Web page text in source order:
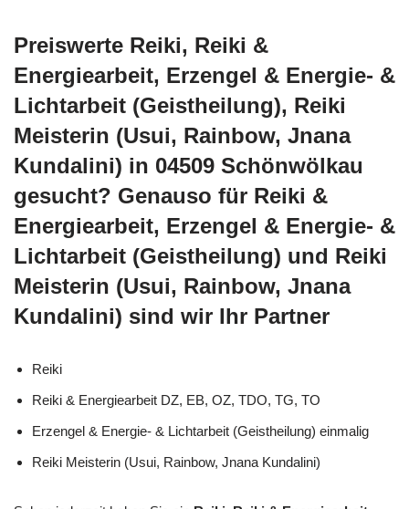
Preiswerte Reiki, Reiki &
Energiearbeit, Erzengel & Energie- &
Lichtarbeit (Geistheilung), Reiki
Meisterin (Usui, Rainbow, Jnana
Kundalini) in 04509 Schönwölkau
gesucht? Genauso für Reiki &
Energiearbeit, Erzengel & Energie- &
Lichtarbeit (Geistheilung) und Reiki
Meisterin (Usui, Rainbow, Jnana
Kundalini) sind wir Ihr Partner
Reiki
Reiki & Energiearbeit DZ, EB, OZ, TDO, TG, TO
Erzengel & Energie- & Lichtarbeit (Geistheilung) einmalig
Reiki Meisterin (Usui, Rainbow, Jnana Kundalini)